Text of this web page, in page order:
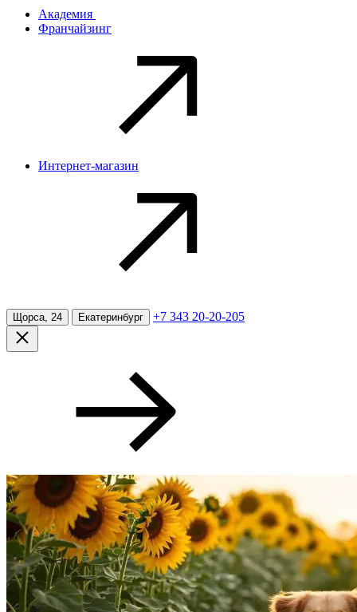
Академия
Франчайзинг
Интернет-магазин
Щорса, 24 Екатеринбург +7 343 20-20-205